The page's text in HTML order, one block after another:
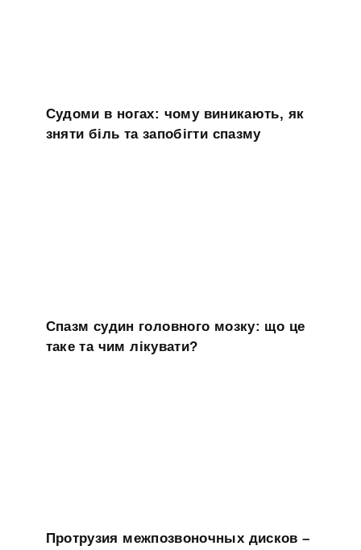
Судоми в ногах: чому виникають, як
зняти біль та запобігти спазму
Спазм судин головного мозку: що це
таке та чим лікувати?
Протрузия межпозвоночных дисков –